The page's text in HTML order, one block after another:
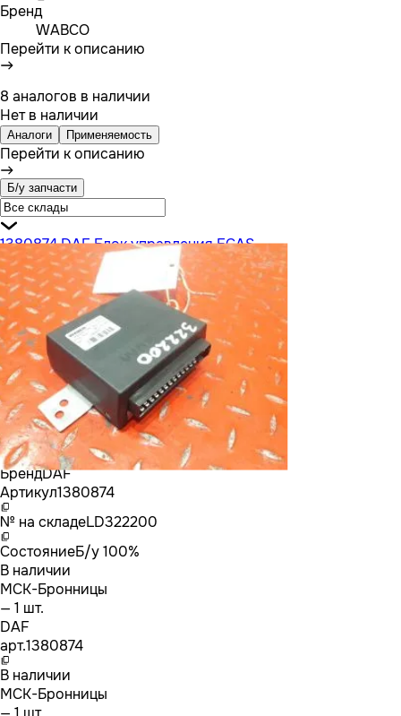
Бренд
WABCO
Перейти к описанию
8 аналогов в наличии
Нет в наличии
Аналоги Применяемость
Перейти к описанию
Б/у запчасти
1380874 DAF Блок управления ECAS
БрендDAF
Артикул1380874
№ на складеLD322200
СостояниеБ/у 100%
В наличии
МСК-Бронницы
— 1 шт.
DAF
арт.1380874
В наличии
МСК-Бронницы